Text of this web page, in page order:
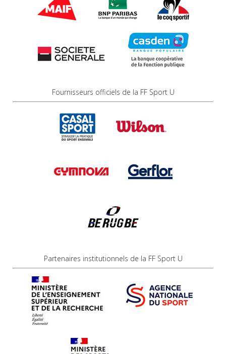
Fournisseurs officiels de la FF Sport U
Partenaires institutionnels de la FF Sport U